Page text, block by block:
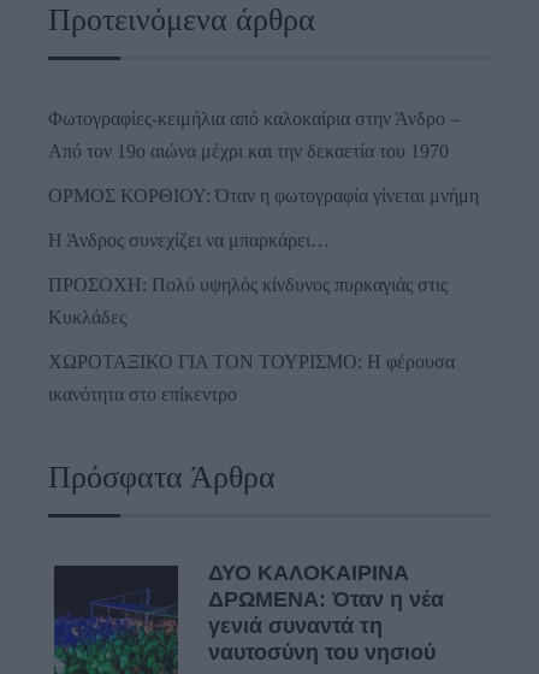
Προτεινόμενα άρθρα
Φωτογραφίες-κειμήλια από καλοκαίρια στην Άνδρο –
Από τον 19ο αιώνα μέχρι και την δεκαετία του 1970
ΟΡΜΟΣ ΚΟΡΘΙΟΥ: Όταν η φωτογραφία γίνεται μνήμη
Η Άνδρος συνεχίζει να μπαρκάρει…
ΠΡΟΣΟΧΗ: Πολύ υψηλός κίνδυνος πυρκαγιάς στις
Κυκλάδες
ΧΩΡΟΤΑΞΙΚΟ ΓΙΑ ΤΟΝ ΤΟΥΡΙΣΜΟ: Η φέρουσα
ικανότητα στο επίκεντρο
Πρόσφατα Άρθρα
ΔΥΟ ΚΑΛΟΚΑΙΡΙΝΑ
ΔΡΩΜΕΝΑ: Όταν η νέα
γενιά συναντά τη
ναυτοσύνη του νησιού